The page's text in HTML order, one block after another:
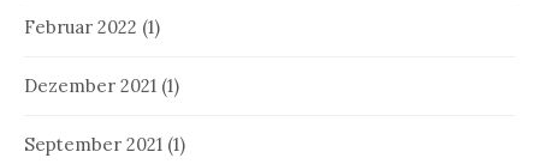
Februar 2022 (1)
Dezember 2021 (1)
September 2021 (1)